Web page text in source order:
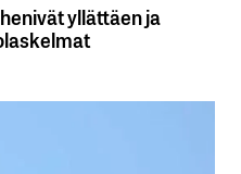
yllättäen ja